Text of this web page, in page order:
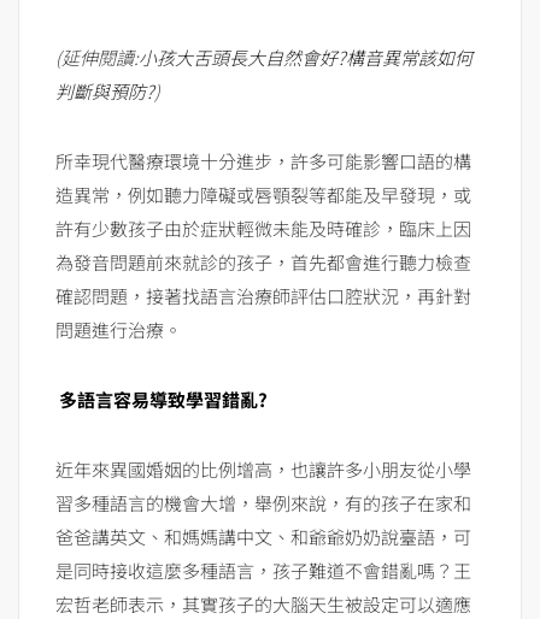
(延伸閱讀:小孩大舌頭長大自然會好?構音異常該如何
判斷與預防?)
所幸現代醫療環境十分進步，許多可能影響口語的構
造異常，例如聽力障礙或唇顎裂等都能及早發現，或
許有少數孩子由於症狀輕微未能及時確診，臨床上因
為發音問題前來就診的孩子，首先都會進行聽力檢查
確認問題，接著找語言治療師評估口腔狀況，再針對
問題進行治療。
多語言容易導致學習錯亂?
近年來異國婚姻的比例增高，也讓許多小朋友從小學
習多種語言的機會大增，舉例來說，有的孩子在家和
爸爸講英文、和媽媽講中文、和爺爺奶奶說臺語，可
是同時接收這麼多種語言，孩子難道不會錯亂嗎？王
宏哲老師表示，其實孩子的大腦天生被設定可以適應